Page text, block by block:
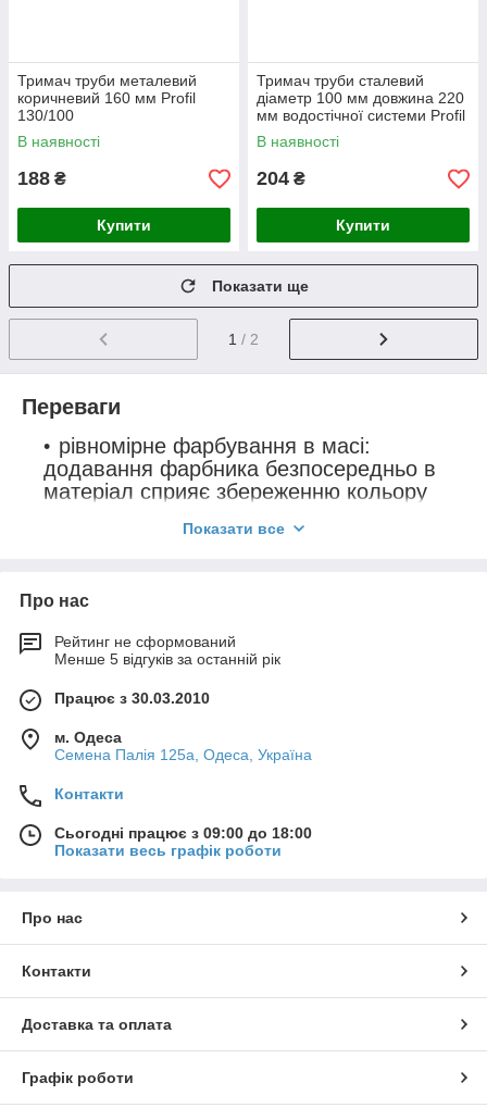
Тримач труби металевий
коричневий 160 мм Profil
130/100
В наявності
188 ₴
Купити
Тримач труби сталевий
діаметр 100 мм довжина 220
мм водостічної системи Profil
130 мм Польща
В наявності
204 ₴
Купити
Показати ще
1 / 2
Переваги
рівномірне фарбування в масі:
додавання фарбника безпосередньо в
матеріал сприяє збереженню кольору
експлуатації, а спеціальні компоненти
герметичність системи
забезпечується високоякісним EPDM
каучук ущільнювачем, який компенсує
коливаннях
з'єднувач жолоба з вкладкою, який
служить додатковим ребром
жорсткості – тим самим надає системі
більшу міцність, повністю виключаючи
можливі протікання
спеціальна форма жолоба
високу ефективність відведення води
одна водостічна труба діаметром 100
мм відводить воду з даху площею 220
м2
система стійка до атмосферних
опадів, що містить кислоти, солі,
активні хімічні елементи
Показати все
Про нас
Рейтинг не сформований
Менше 5 відгуків за останній рік
Працює з 30.03.2010
м. Одеса
Семена Палія 125а, Одеса, Україна
Контакти
Сьогодні працює з 09:00 до 18:00
Показати весь графік роботи
Про нас
Контакти
Доставка та оплата
Графік роботи